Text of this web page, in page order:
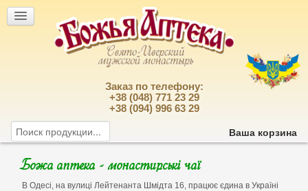
Заказ по телефону:
+38 (048) 771 23 29
+38 (094) 996 63 29
Ваша корзина
Божа аптека - монастирські чаї
В Одесі, на вулиці Лейтенанта Шмiдта 16, працює єдина в Україні